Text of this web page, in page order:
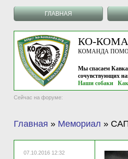
ГЛАВНАЯ
КО-
КОМАНДА
Мы спасаем
сочувствующих
Наши собаки
Сейчас на форуме:
Главная » Мемориал »
07.10.2016 12:32